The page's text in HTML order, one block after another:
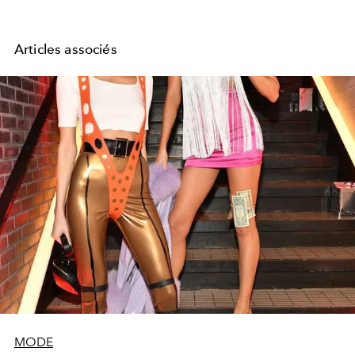
Articles associés
MODE